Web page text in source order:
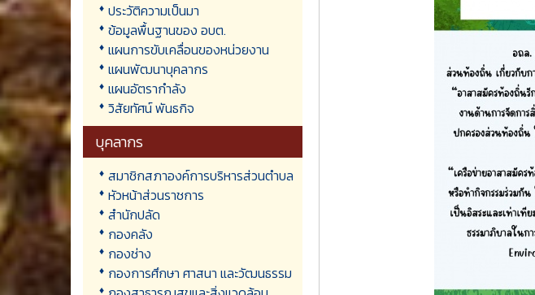
ประวัติความเป็นมา
ข้อมูลพื้นฐานของ อบต.
แผนการขับเคลื่อนของหน่วยงาน
แผนพัฒนาบุคลากร
แผนอัตรากำลัง
วิสัยทัศน์ พันธกิจ
บุคลากร
สมาชิกสภาองค์การบริหารส่วนตำบล
หัวหน้าส่วนราชการ
สำนักปลัด
กองคลัง
กองช่าง
กองการศึกษา ศาสนา และวัฒนธรรม